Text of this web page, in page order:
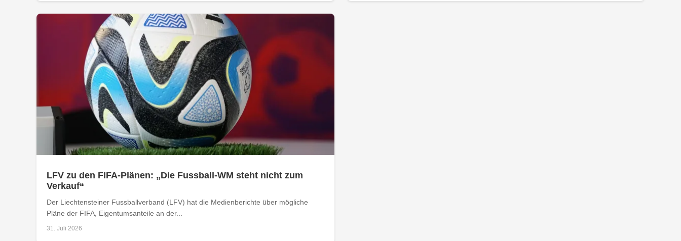
LFV zu den FIFA-Plänen: „Die Fussball-WM steht nicht zum
Verkauf“
Der Liechtensteiner Fussballverband (LFV) hat die Medienberichte über mögliche
Pläne der FIFA, Eigentumsanteile an der...
31. Juli 2026